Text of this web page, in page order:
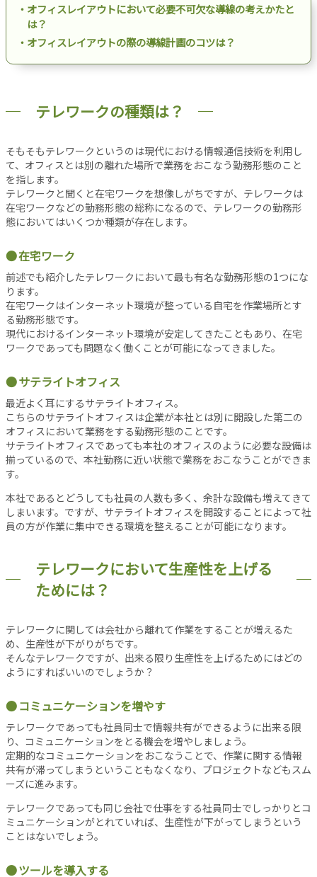
ン
パ
ー
テ
ョ
オ
フ
ィ
ス
消
防
備
コ
ム
各
種
稿
記
事
新
着
注
目
お
す
す
記
当
サ
イ
ト
に
つ
い
運
・オフィスレイアウトにおいて必要不可欠な導線の考えかたと
は？
・オフィスレイアウトの際の導線計画のコツは？
テレワークの種類は？
そもそもテレワークというのは現代における情報通信技術を利用し
て、オフィスとは別の離れた場所で業務をおこなう勤務形態のこと
を指します。
テレワークと聞くと在宅ワークを想像しがちですが、テレワークは
在宅ワークなどの勤務形態の総称になるので、テレワークの勤務形
態においてはいくつか種類が存在します。
在宅ワーク
前述でも紹介したテレワークにおいて最も有名な勤務形態の1つにな
ります。
在宅ワークはインターネット環境が整っている自宅を作業場所とす
る勤務形態です。
現代におけるインターネット環境が安定してきたこともあり、在宅
ワークであっても問題なく働くことが可能になってきました。
サテライトオフィス
最近よく耳にするサテライトオフィス。
こちらのサテライトオフィスは企業が本社とは別に開設した第二の
オフィスにおいて業務をする勤務形態のことです。
サテライトオフィスであっても本社のオフィスのように必要な設備は
揃っているので、本社勤務に近い状態で業務をおこなうことができま
す。
本社であるとどうしても社員の人数も多く、余計な設備も増えてきて
しまいます。ですが、サテライトオフィスを開設することによって社
員の方が作業に集中できる環境を整えることが可能になります。
テレワークにおいて生産性を上げる
ためには？
テレワークに関しては会社から離れて作業をすることが増えるた
め、生産性が下がりがちです。
そんなテレワークですが、出来る限り生産性を上げるためにはどの
ようにすればいいのでしょうか？
コミュニケーションを増やす
テレワークであっても社員同士で情報共有ができるように出来る限
り、コミュニケーションをとる機会を増やしましょう。
定期的なコミュニケーションをおこなうことで、作業に関する情報
共有が滞ってしまうということもなくなり、プロジェクトなどもスム
ーズに進みます。
テレワークであっても同じ会社で仕事をする社員同士でしっかりとコ
ミュニケーションがとれていれば、生産性が下がってしまうという
ことはないでしょう。
ツールを導入する